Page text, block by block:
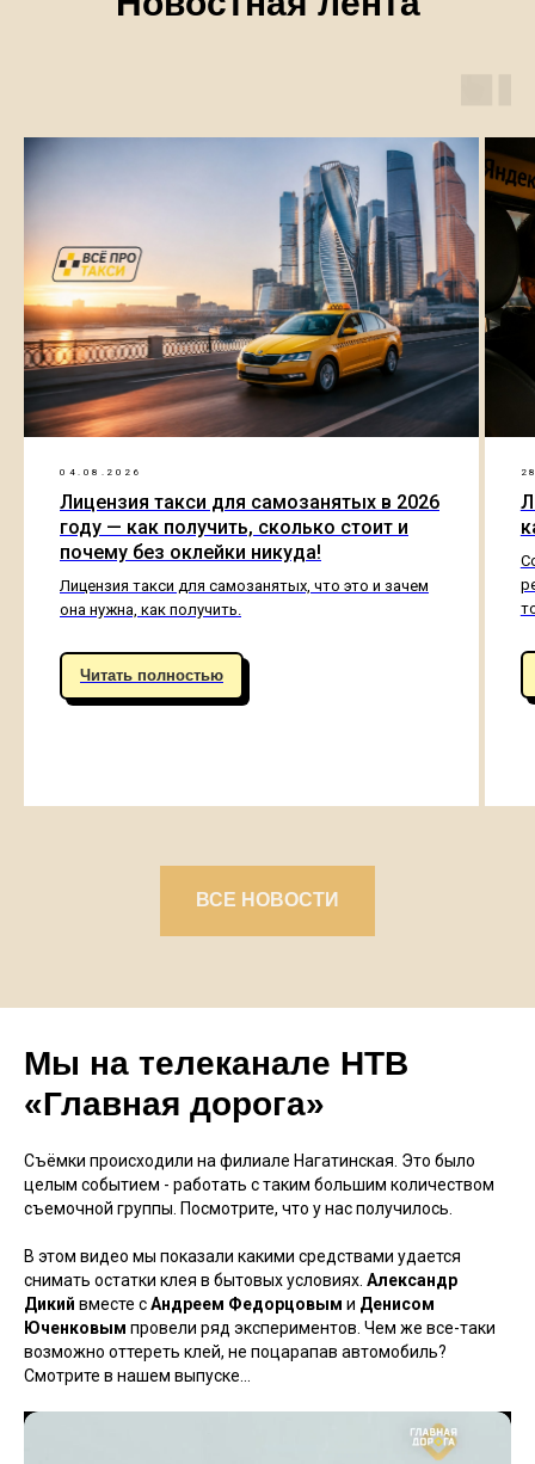
04.08.2026
Лицензия такси для самозанятых в 2026
году — как получить, сколько стоит и
почему без оклейки никуда!
Лицензия такси для самозанятых, что это и зачем
она нужна, как получить.
Читать полностью
ВСЕ НОВОСТИ
Мы на телеканале НТВ
«Главная дорога»
Съёмки происходили на филиале Нагатинская. Это было
целым событием - работать с таким большим количеством
съемочной группы. Посмотрите, что у нас получилось.
В этом видео мы показали какими средствами удается
снимать остатки клея в бытовых условиях. Александр
Дикий вместе сАндреем Федорцовым и Денисом
Юченковым провели ряд экспериментов. Чем же все-таки
возможно оттереть клей, не поцарапав автомобиль?
Смотрите в нашем выпуске...